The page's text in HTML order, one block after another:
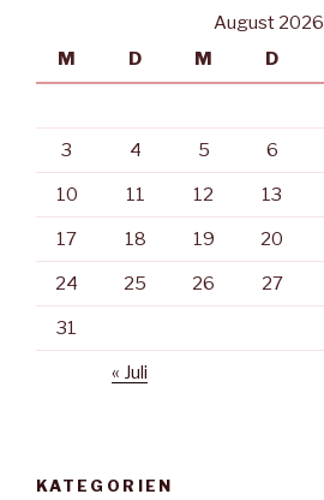
August 2026
M
D M D
3 4 5 6
10 11 12 13
17 18 19 20
24 25 26 27
31
« Juli
KATEGORIEN